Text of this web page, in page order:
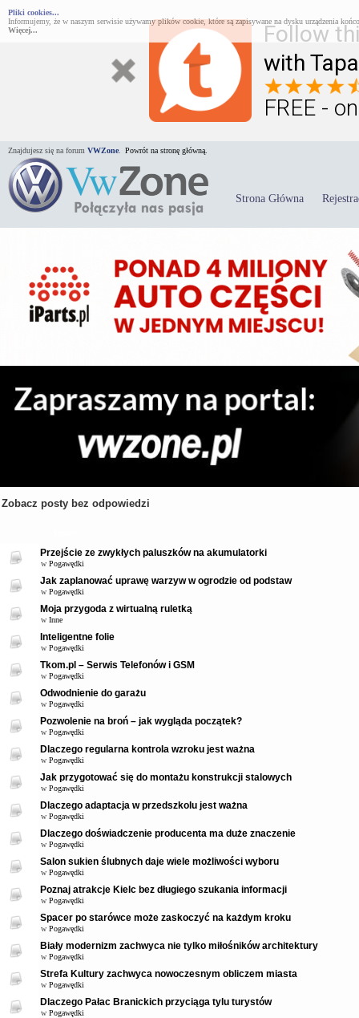
Follow
with
FREE -
Pliki cookies...
Informujemy, że w naszym serwisie używamy plików cookie, które są zapisywane na dysku urządzenia
Więcej...
Znajdujesz się na forum VWZone Powrót na stronę główną.
Strona Główna
Zobacz posty bez odpowiedzi
Przejście ze zwykłych paluszków na akumulatorki
w Pogawędki
Jak zaplanować uprawę warzyw w ogrodzie od podstaw
w Pogawędki
Moja przygoda z wirtualną ruletką
w Inne
Inteligentne folie
w Pogawędki
Tkom.pl – Serwis Telefonów i GSM
w Pogawędki
Odwodnienie do garażu
w Pogawędki
Pozwolenie na broń – jak wygląda początek?
w Pogawędki
Dlaczego regularna kontrola wzroku jest ważna
w Pogawędki
Jak przygotować się do montażu konstrukcji stalowych
w Pogawędki
Dlaczego adaptacja w przedszkolu jest ważna
w Pogawędki
Dlaczego doświadczenie producenta ma duże znaczenie
w Pogawędki
Salon sukien ślubnych daje wiele możliwości wyboru
w Pogawędki
Poznaj atrakcje Kielc bez długiego szukania informacji
w Pogawędki
Spacer po starówce może zaskoczyć na każdym kroku
w Pogawędki
Biały modernizm zachwyca nie tylko miłośników architektury
w Pogawędki
Strefa Kultury zachwyca nowoczesnym obliczem miasta
w Pogawędki
Dlaczego Pałac Branickich przyciąga tylu turystów
w Pogawędki